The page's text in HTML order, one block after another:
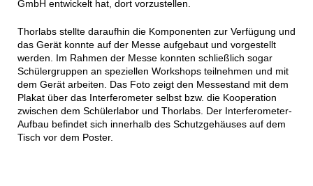
GmbH entwickelt hat, dort vorzustellen.
Thorlabs stellte daraufhin die Komponenten zur Verfügung und
das Gerät konnte auf der Messe aufgebaut und vorgestellt
werden. Im Rahmen der Messe konnten schließlich sogar
Schülergruppen an speziellen Workshops teilnehmen und mit
dem Gerät arbeiten. Das Foto zeigt den Messestand mit dem
Plakat über das Interferometer selbst bzw. die Kooperation
zwischen dem Schülerlabor und Thorlabs. Der Interferometer-
Aufbau befindet sich innerhalb des Schutzgehäuses auf dem
Tisch vor dem Poster.